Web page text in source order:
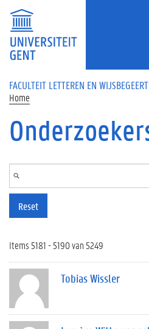
Overslaan en naar de inhoud gaan
FACULTEIT LETTEREN EN
Home
Reset
Items 5181 - 5190 van 5249
Tobias Wissler